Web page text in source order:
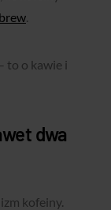
to o kawie i
dwa
kofeiny.